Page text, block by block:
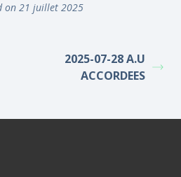
on 21 juillet 2025
2025-07-28 A.U
ACCORDEES